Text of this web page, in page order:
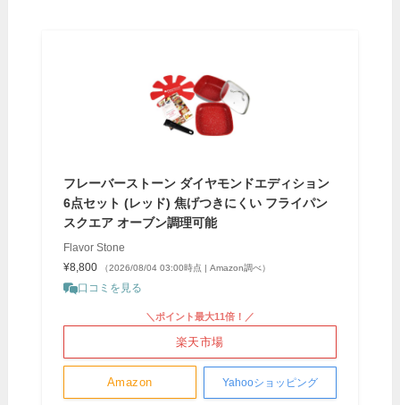
フレーバーストーン ダイヤモンドエディション
6点セット (レッド) 焦げつきにくい フライパン
スクエア オーブン調理可能
Flavor Stone
¥8,800
（2026/08/04 03:00時点 | Amazon調べ）
口コミを見る
Amazon
＼ポイント最大11倍！／
楽天市場
Yahooショッピング